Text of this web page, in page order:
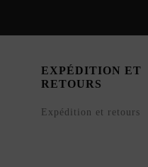
EXPÉDITION ET
RETOURS
Expédition et retours